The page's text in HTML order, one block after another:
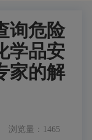
询危险
学品安
家的解
浏览量：1465